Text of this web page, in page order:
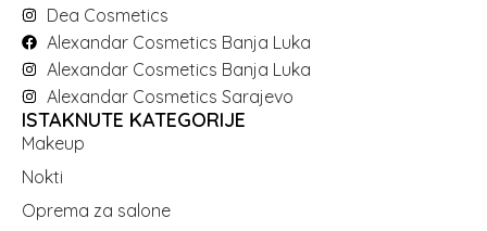
Dea Cosmetics
Alexandar Cosmetics Banja Luka
Alexandar Cosmetics Banja Luka
Alexandar Cosmetics Sarajevo
ISTAKNUTE KATEGORIJE
Makeup
Nokti
Oprema za salone